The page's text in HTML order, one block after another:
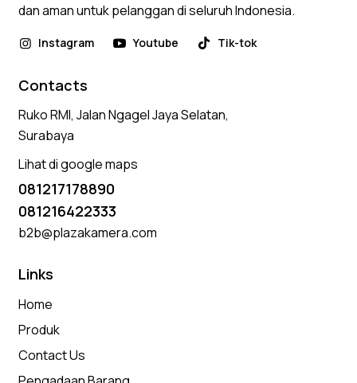
dan aman untuk pelanggan di seluruh Indonesia.
Instagram Youtube Tik-tok
Contacts
Ruko RMI, Jalan Ngagel Jaya Selatan,
Surabaya
Lihat di google maps
081217178890
081216422333
b2b@plazakamera.com
Links
Home
Produk
Contact Us